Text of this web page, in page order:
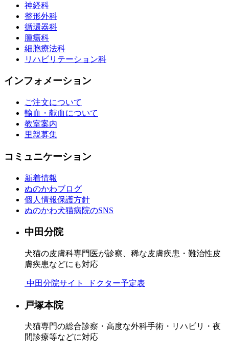
神経科
整形外科
循環器科
腫瘍科
細胞療法科
リハビリテーション科
インフォメーション
ご注文について
輸血・献血について
教室案内
里親募集
コミュニケーション
新着情報
ぬのかわブログ
個人情報保護方針
ぬのかわ犬猫病院のSNS
中田分院
犬猫の皮膚科専門医が診察、稀な皮膚疾患・難治性皮
膚疾患などにも対応
中田分院サイト ドクター予定表
戸塚本院
犬猫専門の総合診察・高度な外科手術・リハビリ・夜
間診療等などに対応